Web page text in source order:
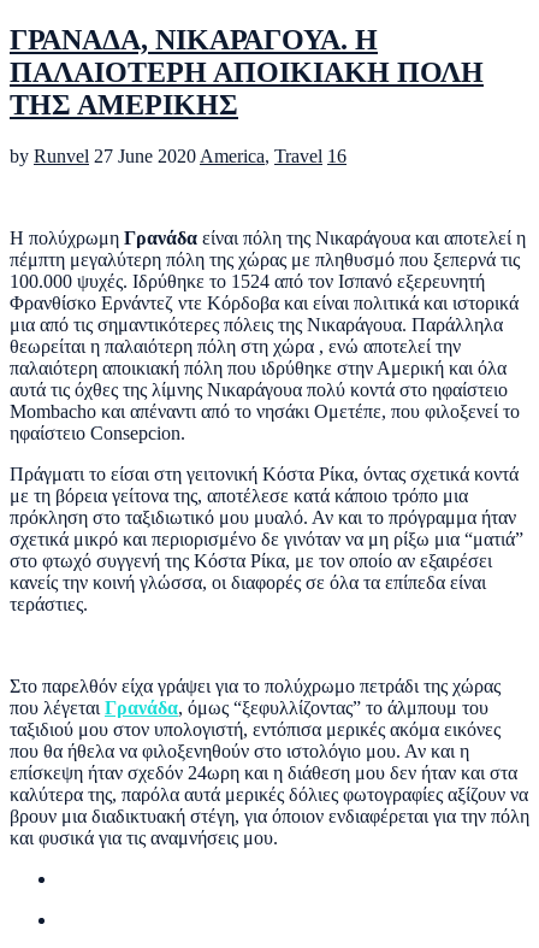
ΓΡΑΝΑΔΑ, ΝΙΚΑΡΑΓΟΥΑ. Η
ΠΑΛΑΙΟΤΕΡΗ ΑΠΟΙΚΙΑΚΗ ΠΟΛΗ
ΤΗΣ ΑΜΕΡΙΚΗΣ
by Runvel 27 June 2020 America, Travel 16
Η πολύχρωμη Γρανάδα είναι πόλη της Νικαράγουα και αποτελεί η
πέμπτη μεγαλύτερη πόλη της χώρας με πληθυσμό που ξεπερνά τις
100.000 ψυχές. Ιδρύθηκε το 1524 από τον Ισπανό εξερευνητή
Φρανθίσκο Ερνάντεζ ντε Κόρδοβα και είναι πολιτικά και ιστορικά
μια από τις σημαντικότερες πόλεις της Νικαράγουα. Παράλληλα
θεωρείται η παλαιότερη πόλη στη χώρα , ενώ αποτελεί την
παλαιότερη αποικιακή πόλη που ιδρύθηκε στην Αμερική και όλα
αυτά τις όχθες της λίμνης Νικαράγουα πολύ κοντά στο ηφαίστειο
Mombacho και απέναντι από το νησάκι Ομετέπε, που φιλοξενεί το
ηφαίστειο Consepcion.
Πράγματι το είσαι στη γειτονική Κόστα Ρίκα, όντας σχετικά κοντά
με τη βόρεια γείτονα της, αποτέλεσε κατά κάποιο τρόπο μια
πρόκληση στο ταξιδιωτικό μου μυαλό. Αν και το πρόγραμμα ήταν
σχετικά μικρό και περιορισμένο δε γινόταν να μη ρίξω μια “ματιά”
στο φτωχό συγγενή της Κόστα Ρίκα, με τον οποίο αν εξαιρέσει
κανείς την κοινή γλώσσα, οι διαφορές σε όλα τα επίπεδα είναι
τεράστιες.
Στο παρελθόν είχα γράψει για το πολύχρωμο πετράδι της χώρας
που λέγεται Γρανάδα, όμως “ξεφυλλίζοντας” το άλμπουμ του
ταξιδιού μου στον υπολογιστή, εντόπισα μερικές ακόμα εικόνες
που θα ήθελα να φιλοξενηθούν στο ιστολόγιο μου. Αν και η
επίσκεψη ήταν σχεδόν 24ωρη και η διάθεση μου δεν ήταν και στα
καλύτερα της, παρόλα αυτά μερικές δόλιες φωτογραφίες αξίζουν να
βρουν μια διαδικτυακή στέγη, για όποιον ενδιαφέρεται για την πόλη
και φυσικά για τις αναμνήσεις μου.